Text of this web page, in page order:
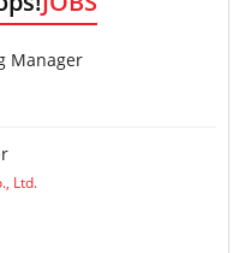
Manager
Ltd.